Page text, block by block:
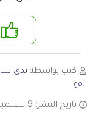
كتب بواسطة ندى
انفو
تاريخ النشر: 9 سبتمبر 2017